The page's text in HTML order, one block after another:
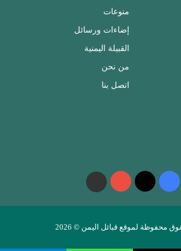
منوعات
إضاءات ورسائل
القبيلة اليمنية
من نحن
اتصل بنا
فيسبوك ‫X
‫YouTubeواتساب
محفوظة لموقع قبائل اليمن © 2026